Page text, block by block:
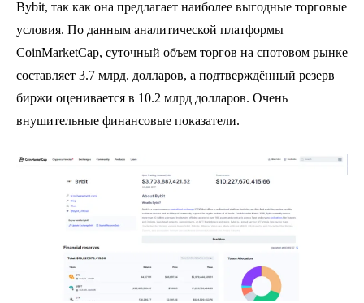
Bybit, так как она предлагает наиболее выгодные торговые
условия. По данным аналитической платформы
CoinMarketCap, суточный объем торгов на спотовом рынке
составляет 3.7 млрд. долларов, а подтверждённый резерв
биржи оценивается в 10.2 млрд долларов. Очень
внушительные финансовые показатели.